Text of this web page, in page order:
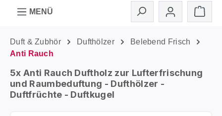
MENÜ
Duft & Zubhör Dufthölzer
Belebend Frisch
Anti Rauch
5x Anti Rauch Duftholz zur Lufterfrischung
und Raumbeduftung - Dufthölzer -
Duftfrüchte - Duftkugel